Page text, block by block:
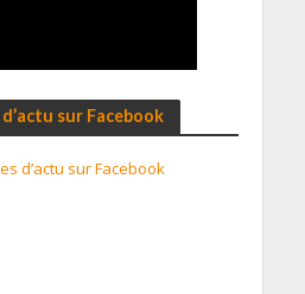
sur Facebook
d’actu sur Facebook